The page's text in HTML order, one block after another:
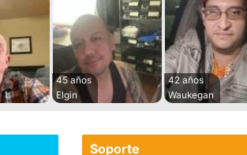
45 años
Elgin
42 años
Waukegan
Soporte